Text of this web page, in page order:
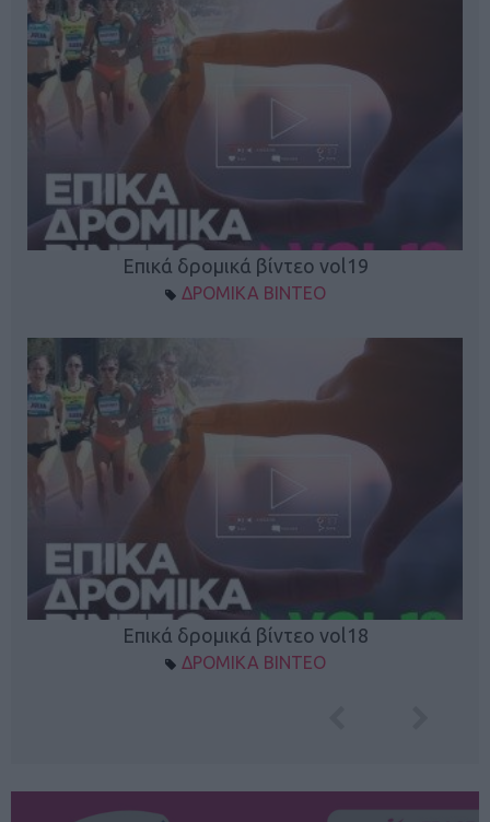
Επικά δρομικά βίντεο vol19
ΔΡΟΜΙΚΑ ΒΙΝΤΕΟ
Επικά δρομικά βίντεο vol18
ΔΡΟΜΙΚΑ ΒΙΝΤΕΟ